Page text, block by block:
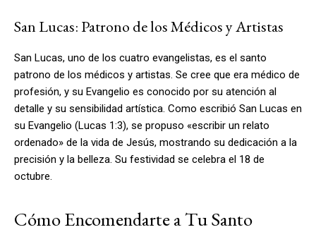
San Lucas: Patrono de los Médicos y Artistas
San Lucas, uno de los cuatro evangelistas, es el santo
patrono de los médicos y artistas. Se cree que era médico de
profesión, y su Evangelio es conocido por su atención al
detalle y su sensibilidad artística. Como escribió San Lucas en
su Evangelio (Lucas 1:3), se propuso «escribir un relato
ordenado» de la vida de Jesús, mostrando su dedicación a la
precisión y la belleza. Su festividad se celebra el 18 de
octubre.
Cómo Encomendarte a Tu Santo